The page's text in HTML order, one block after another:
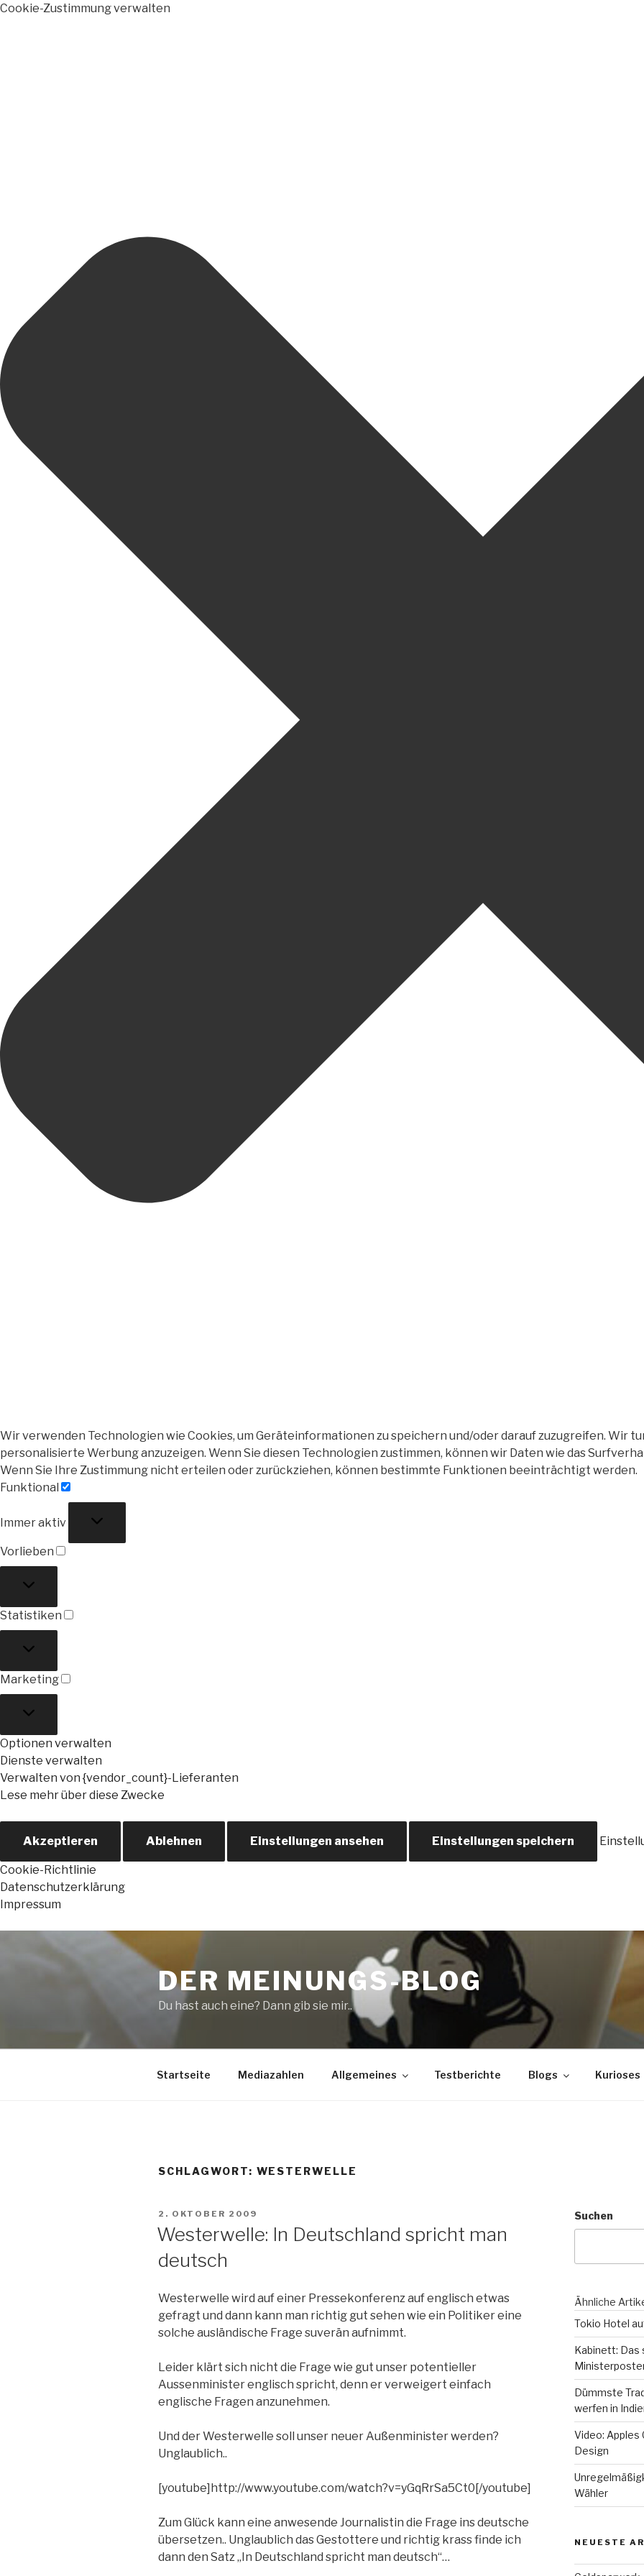
Cookie-Zustimmung verwalten
Wir verwenden Technologien wie Cookies, um Geräteinformationen zu speichern und/oder darauf zuzugreifen. Wir
personalisierte Werbung anzuzeigen. Wenn Sie diesen Technologien zustimmen, können wir Daten wie das
Wenn Sie Ihre Zustimmung nicht erteilen oder zurückziehen, können bestimmte Funktionen beeinträchtigt werden.
Funktional
Immer aktiv
Vorlieben
Statistiken
Marketing
Optionen verwalten
Dienste verwalten
Verwalten von {vendor_count}-Lieferanten
Lese mehr über diese Zwecke
Akzeptieren Ablehnen Einstellungen ansehen Einstellungen speichern
Cookie-Richtlinie
Datenschutzerklärung
Impressum
springen
DER MEINUNGS-BLOG
Du hast auch eine? Dann gib sie mir..
Startseite Mediazahlen Allgemeines Testberichte Blogs Kurioses
SCHLAGWORT: WESTERWELLE
VERÖFFENTLICHT
2. OKTOBER 2009
Westerwelle: In Deutschland spricht man
deutsch
Westerwelle wird auf einer Pressekonferenz auf englisch etwas
gefragt und dann kann man richtig gut sehen wie ein Politiker eine
solche ausländische Frage suverän aufnimmt.
Leider klärt sich nicht die Frage wie gut unser potentieller
Aussenminister englisch spricht, denn er verweigert einfach
englische Fragen anzunehmen.
Und der Westerwelle soll unser neuer Außenminister werden?
Unglaublich..
[youtube]http://www.youtube.com/watch?v=yGqRrSa5Ct0[/youtube]
Zum Glück kann eine anwesende Journalistin die Frage ins deutsche
übersetzen.. Unglaublich das Gestottere und richtig krass finde ich
dann den Satz „In Deutschland spricht man deutsch“…
Suchen
Ähnliche
Tokio Hotel
Kabinett: Das
Dümmste
werfen in
Video: Apples
Design
Wähler
NEUESTE